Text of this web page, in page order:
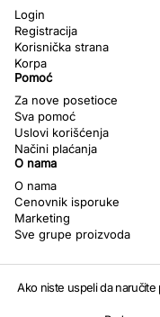
Login
Registracija
Korisnička strana
Korpa
Pomoć
Za nove posetioce
Sva pomoć
Uslovi korišćenja
Načini plaćanja
O nama
O nama
Cenovnik isporuke
Marketing
Sve grupe proizvoda
Ako niste uspeli da